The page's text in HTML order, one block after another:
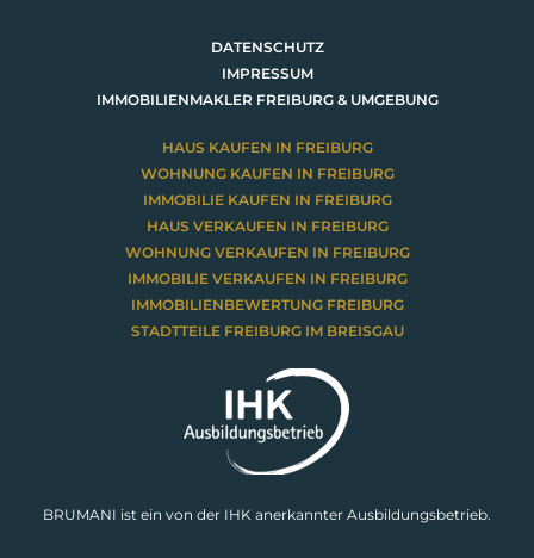
DATENSCHUTZ
IMPRESSUM
IMMOBILIENMAKLER FREIBURG & UMGEBUNG
HAUS KAUFEN IN FREIBURG
WOHNUNG KAUFEN IN FREIBURG
IMMOBILIE KAUFEN IN FREIBURG
HAUS VERKAUFEN IN FREIBURG
WOHNUNG VERKAUFEN IN FREIBURG
IMMOBILIE VERKAUFEN IN FREIBURG
IMMOBILIENBEWERTUNG FREIBURG
STADTTEILE FREIBURG IM BREISGAU
BRUMANI ist ein von der IHK anerkannter Ausbildungsbetrieb.